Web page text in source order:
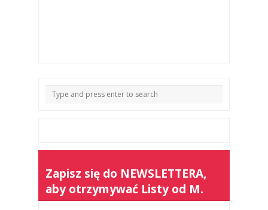
Zapisz się do NEWSLETTERA,
aby otrzymywać Listy od M.